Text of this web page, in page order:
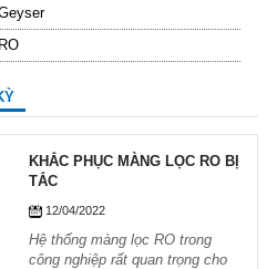
Nano
KHẮC PHỤC MÀNG LỌC RO BỊ
TẮC
12/04/2022
Hệ thống màng lọc RO trong
công nghiệp rất quan trọng cho